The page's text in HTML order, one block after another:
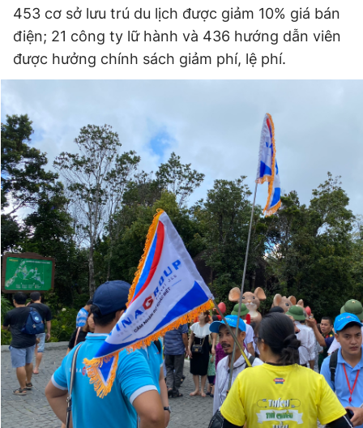
Tổng biên tập: Nguyễn Ngọc Toàn
Phó tổng biên tập thường trực: Hải Thành
Phó tổng biên tập: Lâm Hiếu Dũng
Phó tổng biên tập: Trần Việt Hưng
Tổng thư ký tòa soạn: Đức Trung
chép dưới mọi hình thức nếu không có sự chấp thuận bằng văn
bản. Phát triển bởi ePi Technologies, JSC.
453 cơ sở lưu trú du lịch được giảm 10% giá bán
điện; 21 công ty lữ hành và 436 hướng dẫn viên
được hưởng chính sách giảm phí, lệ phí.